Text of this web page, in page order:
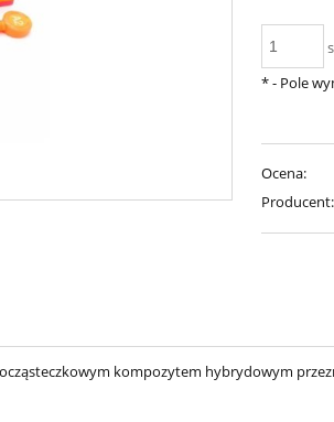
*- Pole
Ocena:
Producent:
kompozytem hybrydowym